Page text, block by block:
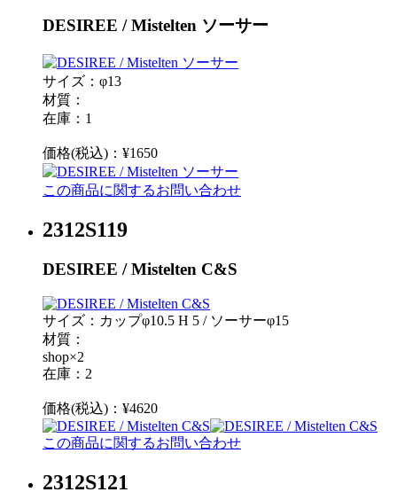
DESIREE / Mistelten ソーサー
サイズ：φ13
材質：
在庫：1
価格(税込)：¥1650
この商品に関するお問い合わせ
2312S119
DESIREE / Mistelten C&S
サイズ：カップφ10.5 H 5 / ソーサーφ15
材質：
shop×2
在庫：2
価格(税込)：¥4620
この商品に関するお問い合わせ
2312S121